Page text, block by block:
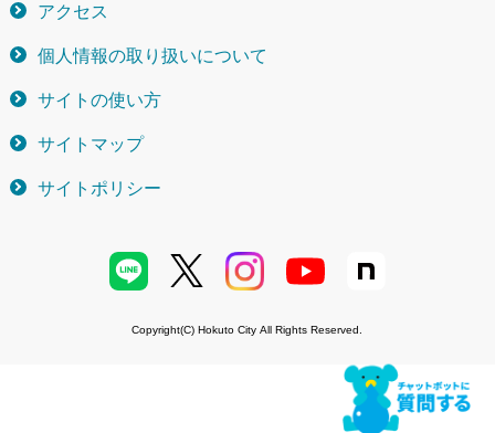
アクセス
個人情報の取り扱いについて
サイトの使い方
サイトマップ
サイトポリシー
Copyright(C) Hokuto City All Rights Reserved.